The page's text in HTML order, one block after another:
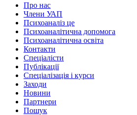
Про нас
Члени УАП
Психоаналіз це
Психоаналітична допомога
Психоаналітична освіта
Контакти
Спеціалісти
Публікації
Cпеціалізація і курси
Заходи
Новини
Партнери
Пошук